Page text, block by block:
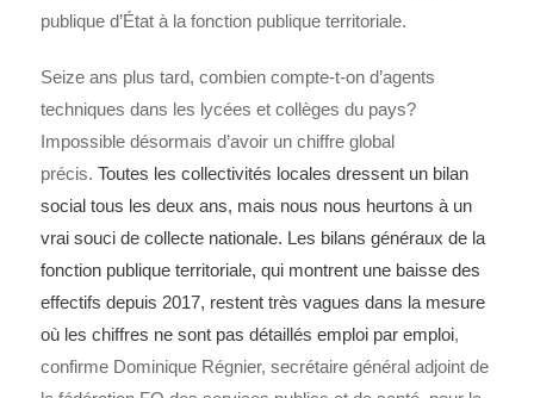
publique d’État à la fonction publique territoriale.
Seize ans plus tard, combien compte-t-on d’agents
techniques dans les lycées et collèges du pays?
Impossible désormais d’avoir un chiffre global
précis.Toutes les collectivités locales dressent un bilan
social tous les deux ans, mais nous nous heurtons à un
vrai souci de collecte nationale. Les bilans généraux de la
fonction publique territoriale, qui montrent une baisse des
effectifs depuis 2017, restent très vagues dans la mesure
où les chiffres ne sont pas détaillés emploi par emploi,
confirme Dominique Régnier, secrétaire général adjoint de